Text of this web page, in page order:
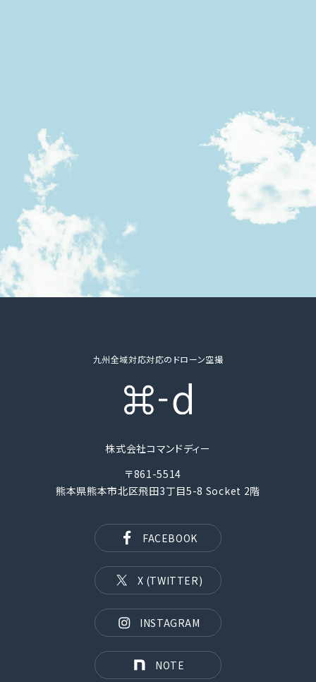
九州全域対応対応のドローン空撮
株式会社コマンドディー
〒861-5514
熊本県熊本市北区飛田3丁目5-8 Socket 2階
FACEBOOK
X (TWITTER)
INSTAGRAM
NOTE